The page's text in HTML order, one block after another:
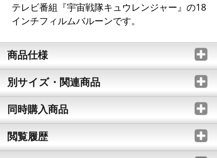
テレビ番組『宇宙戦隊キュウレンジャー』の18
インチフィルムバルーンです。
商品仕様
別サイズ・関連商品
同時購入商品
閲覧履歴